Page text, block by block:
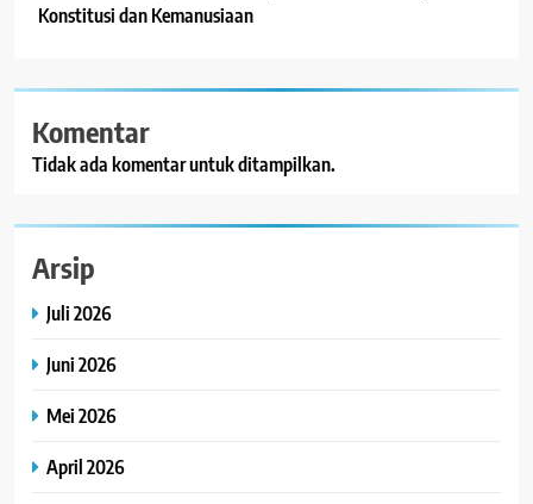
Konstitusi dan Kemanusiaan
Komentar
Tidak ada komentar untuk ditampilkan.
Arsip
Juli 2026
Juni 2026
Mei 2026
April 2026